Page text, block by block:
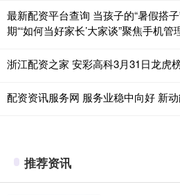
最新配资平台查询 当孩子的“暑假搭
期“‘如何当好家长’大家谈”聚焦手机
浙江配资之家 安彩高科3月31日龙虎
配资资讯服务网 服务业稳中向好 新
推荐资讯